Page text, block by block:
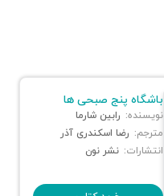
باشگاه پنج صبحی ها
نویسنده: رابین شارما
مترجم: رضا اسکندری آذر
انتشارات: نشر نون